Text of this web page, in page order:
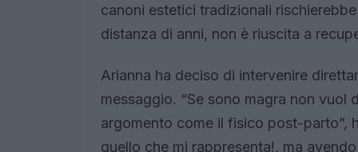
canoni estetici tradizionali
distanza di anni, non è riuscita a
Arianna ha deciso di intervenire
messaggio. “Se sono magra non vuol
argomento come il fisico post-parto”,
quello che mi rappresenta!, ma